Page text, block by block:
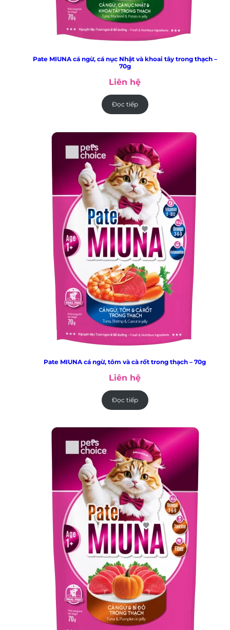
Pate MIUNA cá ngừ, cá nục Nhật và khoai tây trong thạch –
70g
Liên hệ
Đọc tiếp
Pate MIUNA cá ngừ, tôm và cà rốt trong thạch – 70g
Liên hệ
Đọc tiếp